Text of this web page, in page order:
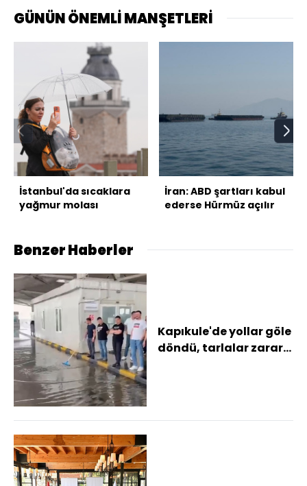
GÜNÜN ÖNEMLİ MANŞETLERİ
İstanbul'da sıcaklara
yağmur molası
İran: ABD şartları kabul
ederse Hürmüz açılır
Benzer Haberler
Kapıkule'de yollar göle
döndü, tarlalar zarar